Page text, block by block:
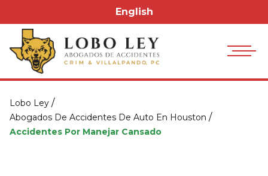
English
Lobo Ley /
Abogados De Accidentes De Auto En Houston /
Accidentes Por Manejar Cansado